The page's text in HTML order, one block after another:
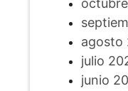
agosto
julio
junio